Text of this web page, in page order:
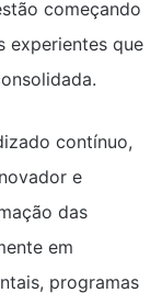
começando
experientes que
contínuo,
e
das
em
programas